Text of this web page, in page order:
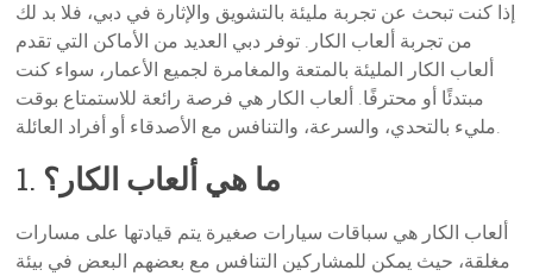
إذا كنت تبحث عن تجربة مليئة بالتشويق والإثارة في دبي، فلا بد لك
من تجربة ألعاب الكار. توفر دبي العديد من الأماكن التي تقدم
ألعاب الكار المليئة بالمتعة والمغامرة لجميع الأعمار، سواء كنت
مبتدئًا أو محترفًا. ألعاب الكار هي فرصة رائعة للاستمتاع بوقت
مليء بالتحدي، والسرعة، والتنافس مع الأصدقاء أو أفراد العائلة.
1. ما هي ألعاب الكار؟
ألعاب الكار هي سباقات سيارات صغيرة يتم قيادتها على مسارات
مغلقة، حيث يمكن للمشاركين التنافس مع بعضهم البعض في بيئة